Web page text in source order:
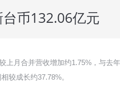
币132.06亿元
上月合并营收增加约1.75%，与去
较成长约37.78%。